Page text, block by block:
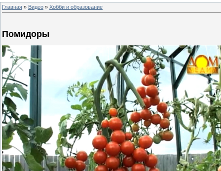
Главная » Видео » Хобби и образование
Помидоры